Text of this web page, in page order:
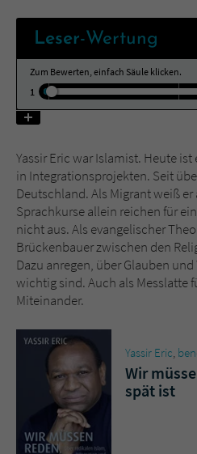
Leser-Wertung
Zum Bewerten, einfach Säule klicken.
1
Yassir Eric war Islamist. Heute
in Integrationsprojekten. Seit
Deutschland. Als Migrant weiß
Sprachkurse allein reichen für
nicht aus. Als evangelischer
Brückenbauer zwischen den
Dazu anregen, über Glauben
wichtig sind. Auch als Messlatte
Miteinander.
Yassir Eric,
Wir
spät ist
Name
Anbieter Literatur-Couch
Laufzeit 1 Jahr
Name fe_typo_user
Anbieter Literatur-Couch
Laufzeit Session
Zweck
Benutzer. Es wird
Sicherheitscode
überprüfen.